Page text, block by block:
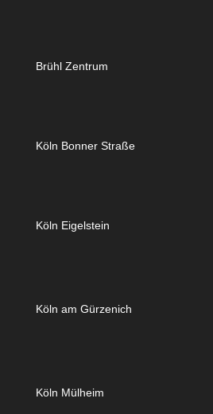
Brühl Zentrum
Köln Bonner Straße
Köln Eigelstein
Köln am Gürzenich
Köln Mülheim